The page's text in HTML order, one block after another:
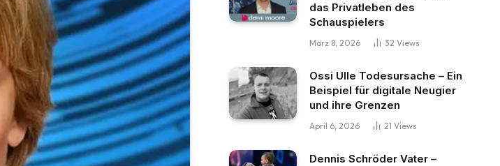
das Privatleben des
Schauspielers
März 8, 2026 32 Views
Ossi Ulle Todesursache – Ein
Beispiel für digitale Neugier
und ihre Grenzen
April 6, 2026 21 Views
Dennis Schröder Vater –